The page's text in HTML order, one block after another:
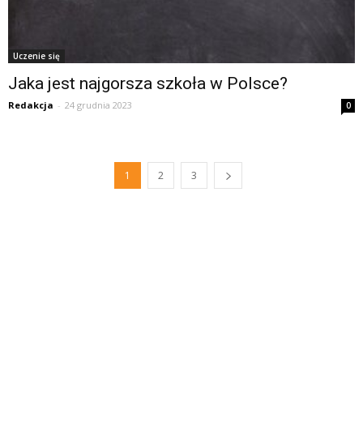
Uczenie się
Jaka jest najgorsza szkoła w Polsce?
Redakcja - 24 grudnia 2023 0
1 2 3